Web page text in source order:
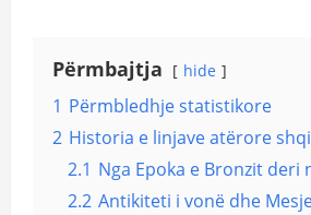
Përmbajtja hide
1 Përmbledhje statistikore
2 Historia e linjave atërore
2.1 Nga Epoka e Bronzit deri
2.2 Antikiteti i vonë dhe